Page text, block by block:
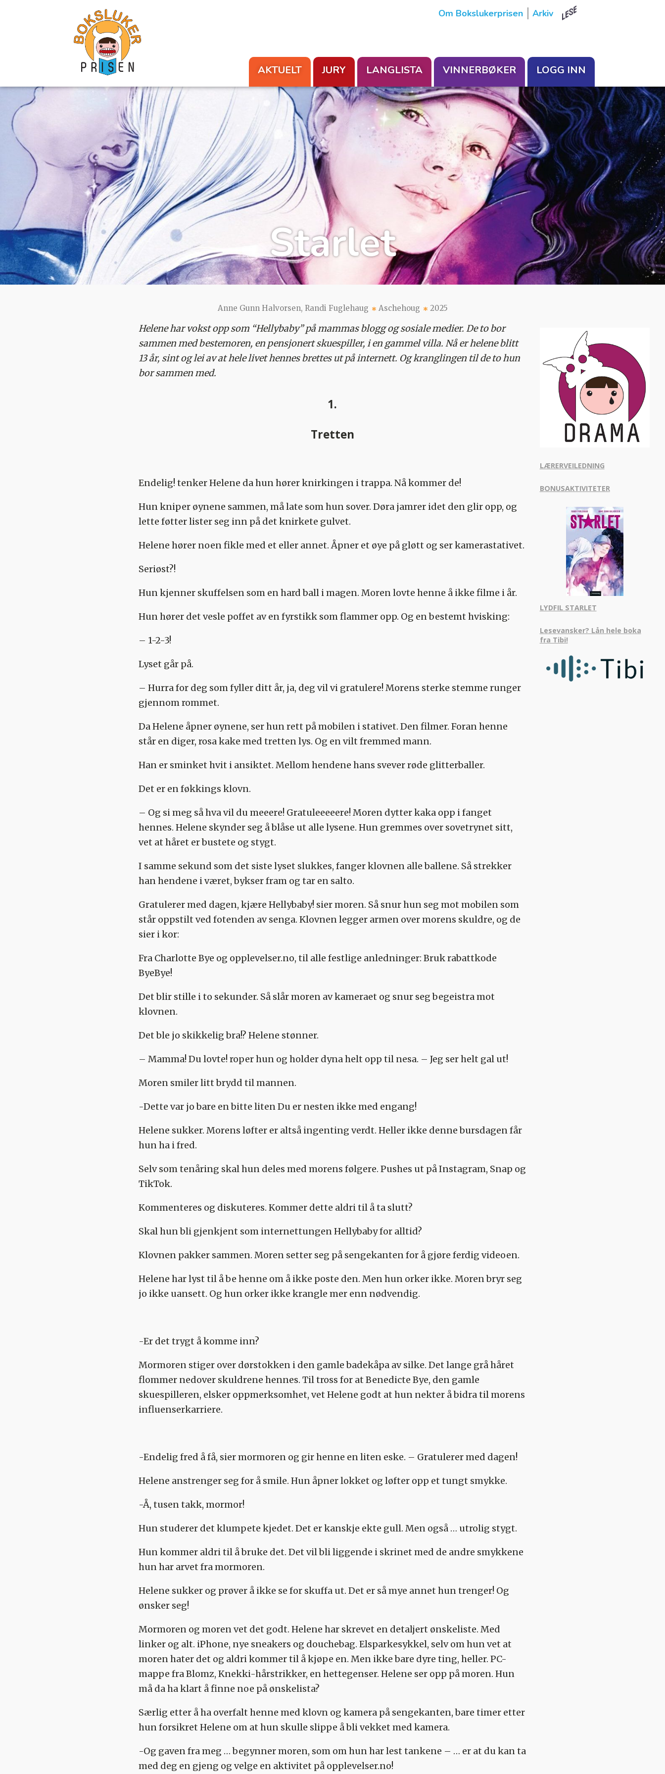
Om Bokslukerprisen Arkiv
AKTUELT JURY LANGLISTA VINNERBØKER LOGG INN
Starlet
Anne Gunn Halvorsen, Randi Fuglehaug Aschehoug 2025
LÆRERVEILEDNING
BONUSAKTIVITETER
LYDFIL STARLET
Lesevansker? Lån hele boka
fra Tibi!
Helene har vokst opp som “Hellybaby” på mammas blogg og sosiale medier. De to bor
sammen med bestemoren, en pensjonert skuespiller, i en gammel villa. Nå er helene blitt
13 år, sint og lei av at hele livet hennes brettes ut på internett. Og kranglingen til de to hun
bor sammen med.
1.
Tretten
Endelig! tenker Helene da hun hører knirkingen i trappa. Nå kommer de!
Hun kniper øynene sammen, må late som hun sover. Døra jamrer idet den glir opp, og
lette føtter lister seg inn på det knirkete gulvet.
Helene hører noen fikle med et eller annet. Åpner et øye på gløtt og ser kamerastativet.
Seriøst?!
Hun kjenner skuffelsen som en hard ball i magen. Moren lovte henne å ikke filme i år.
Hun hører det vesle poffet av en fyrstikk som flammer opp. Og en bestemt hvisking:
– 1-2-3!
Lyset går på.
– Hurra for deg som fyller ditt år, ja, deg vil vi gratulere! Morens sterke stemme runger
gjennom rommet.
Da Helene åpner øynene, ser hun rett på mobilen i stativet. Den filmer. Foran henne
står en diger, rosa kake med tretten lys. Og en vilt fremmed mann.
Han er sminket hvit i ansiktet. Mellom hendene hans svever røde glitterballer.
Det er en føkkings klovn.
– Og si meg så hva vil du meeere! Gratuleeeeere! Moren dytter kaka opp i fanget
hennes. Helene skynder seg å blåse ut alle lysene. Hun gremmes over sovetrynet sitt,
vet at håret er bustete og stygt.
I samme sekund som det siste lyset slukkes, fanger klovnen alle ballene. Så strekker
han hendene i været, bykser fram og tar en salto.
Gratulerer med dagen, kjære Hellybaby! sier moren. Så snur hun seg mot mobilen som
står oppstilt ved fotenden av senga. Klovnen legger armen over morens skuldre, og de
sier i kor:
Fra Charlotte Bye og opplevelser.no, til alle festlige anledninger: Bruk rabattkode
ByeBye!
Det blir stille i to sekunder. Så slår moren av kameraet og snur seg begeistra mot
klovnen.
Det ble jo skikkelig bra!? Helene stønner.
– Mamma! Du lovte! roper hun og holder dyna helt opp til nesa. – Jeg ser helt gal ut!
Moren smiler litt brydd til mannen.
-Dette var jo bare en bitte liten Du er nesten ikke med engang!
Helene sukker. Morens løfter er altså ingenting verdt. Heller ikke denne bursdagen får
hun ha i fred.
Selv som tenåring skal hun deles med morens følgere. Pushes ut på Instagram, Snap og
TikTok.
Kommenteres og diskuteres. Kommer dette aldri til å ta slutt?
Skal hun bli gjenkjent som internettungen Hellybaby for alltid?
Klovnen pakker sammen. Moren setter seg på sengekanten for å gjøre ferdig videoen.
Helene har lyst til å be henne om å ikke poste den. Men hun orker ikke. Moren bryr seg
jo ikke uansett. Og hun orker ikke krangle mer enn nødvendig.
-Er det trygt å komme inn?
Mormoren stiger over dørstokken i den gamle badekåpa av silke. Det lange grå håret
flommer nedover skuldrene hennes. Til tross for at Benedicte Bye, den gamle
skuespilleren, elsker oppmerksomhet, vet Helene godt at hun nekter å bidra til morens
influenserkarriere.
-Endelig fred å få, sier mormoren og gir henne en liten eske. – Gratulerer med dagen!
Helene anstrenger seg for å smile. Hun åpner lokket og løfter opp et tungt smykke.
-Å, tusen takk, mormor!
Hun studerer det klumpete kjedet. Det er kanskje ekte gull. Men også … utrolig stygt.
Hun kommer aldri til å bruke det. Det vil bli liggende i skrinet med de andre smykkene
hun har arvet fra mormoren.
Helene sukker og prøver å ikke se for skuffa ut. Det er så mye annet hun trenger! Og
ønsker seg!
Mormoren og moren vet det godt. Helene har skrevet en detaljert ønskeliste. Med
linker og alt. iPhone, nye sneakers og douchebag. Elsparkesykkel, selv om hun vet at
moren hater det og aldri kommer til å kjøpe en. Men ikke bare dyre ting, heller. PC-
mappe fra Blomz, Knekki-hårstrikker, en hettegenser. Helene ser opp på moren. Hun
må da ha klart å finne noe på ønskelista?
Særlig etter å ha overfalt henne med klovn og kamera på sengekanten, bare timer etter
hun forsikret Helene om at hun skulle slippe å bli vekket med kamera.
-Og gaven fra meg … begynner moren, som om hun har lest tankene – … er at du kan ta
med deg en gjeng og velge en aktivitet på opplevelser.no!